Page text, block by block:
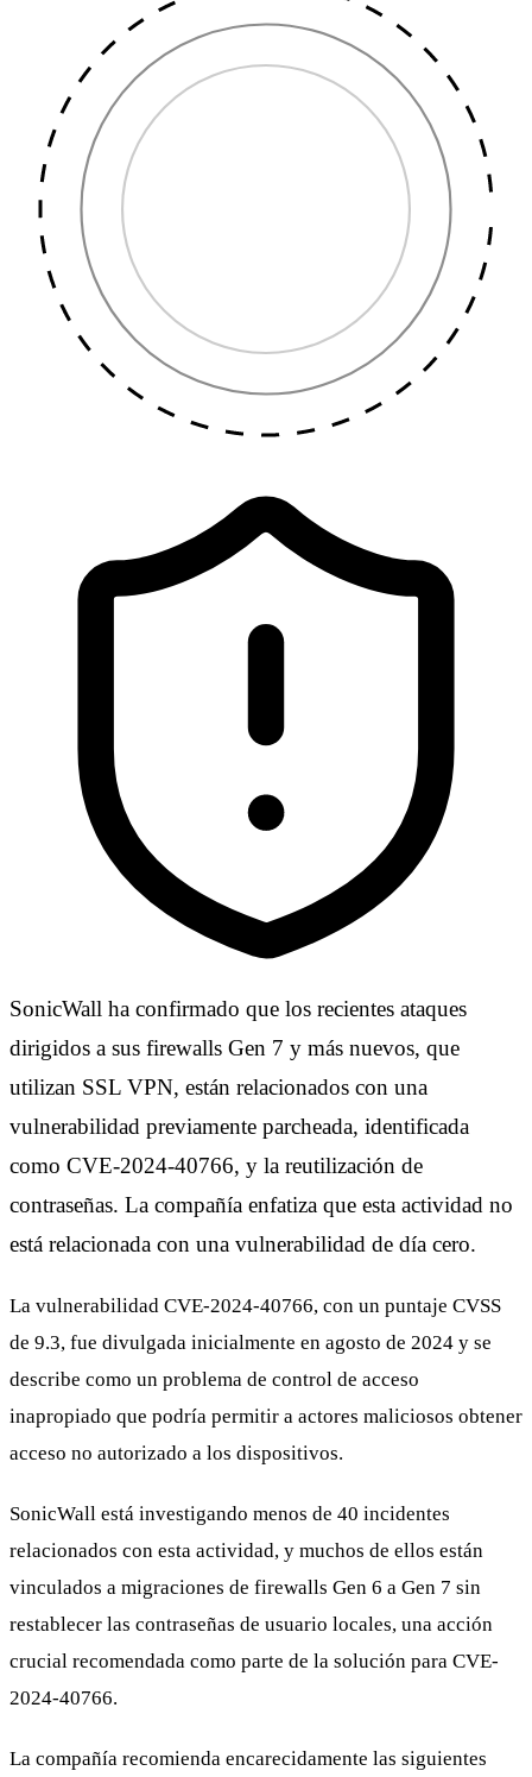
SonicWall ha confirmado que los recientes ataques
dirigidos a sus firewalls Gen 7 y más nuevos, que
utilizan SSL VPN, están relacionados con una
vulnerabilidad previamente parcheada, identificada
como CVE-2024-40766, y la reutilización de
contraseñas. La compañía enfatiza que esta actividad no
está relacionada con una vulnerabilidad de día cero.
La vulnerabilidad CVE-2024-40766, con un puntaje CVSS
de 9.3, fue divulgada inicialmente en agosto de 2024 y se
describe como un problema de control de acceso
inapropiado que podría permitir a actores maliciosos obtener
acceso no autorizado a los dispositivos.
SonicWall está investigando menos de 40 incidentes
relacionados con esta actividad, y muchos de ellos están
vinculados a migraciones de firewalls Gen 6 a Gen 7 sin
restablecer las contraseñas de usuario locales, una acción
crucial recomendada como parte de la solución para CVE-
2024-40766.
La compañía recomienda encarecidamente las siguientes